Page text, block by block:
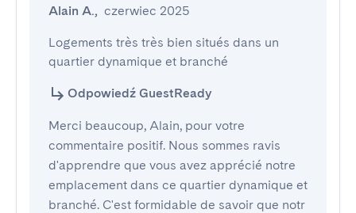
Alain A., czerwiec 2025
Logements très très bien situés dans un
quartier dynamique et branché
Odpowiedź GuestReady
Merci beaucoup, Alain, pour votre
commentaire positif. Nous sommes ravis
d'apprendre que vous avez apprécié notre
emplacement dans ce quartier dynamique et
branché. C'est formidable de savoir que notr